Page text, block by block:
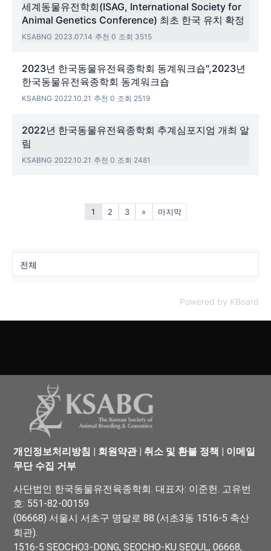
세계동물유전학회(ISAG, International Society for
Animal Genetics Conference) 최초 한국 유치 확정
KSABNG 2023.07.14 추천 0 조회 3515
2023년 한국동물유전육종학회 동계워크숍",2023년
한국동물유전육종학회 동계워크숍
KSABNG 2022.10.21 추천 0 조회 2519
2022년 한국동물유전육종학회 추계심포지엄 개최 알
림
KSABNG 2022.10.21 추천 0 조회 2481
1 2 3 » 마지막
Powered by KBoard
개인정보처리방침 | 회원약관| 취소 및 환불 정책 | 이메일
무단 수집 거부
사단법인 한국동물유전육종학회. 대표자: 이준헌. 고유번
호: 551-82-00159
(06668) 서울시 서초구 명달로 88 (서초3동 1516-5 축산
회관).
1516-5 SEOCHO3-DONG, SEOCHO-KU SEOUL, 06668,